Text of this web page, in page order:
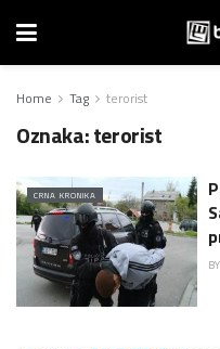
Home Tag terorist
Oznaka:terorist
CRNA KRONIKA
BY